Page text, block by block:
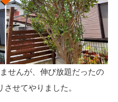
せんが、伸び放題だったの
せてやりました。